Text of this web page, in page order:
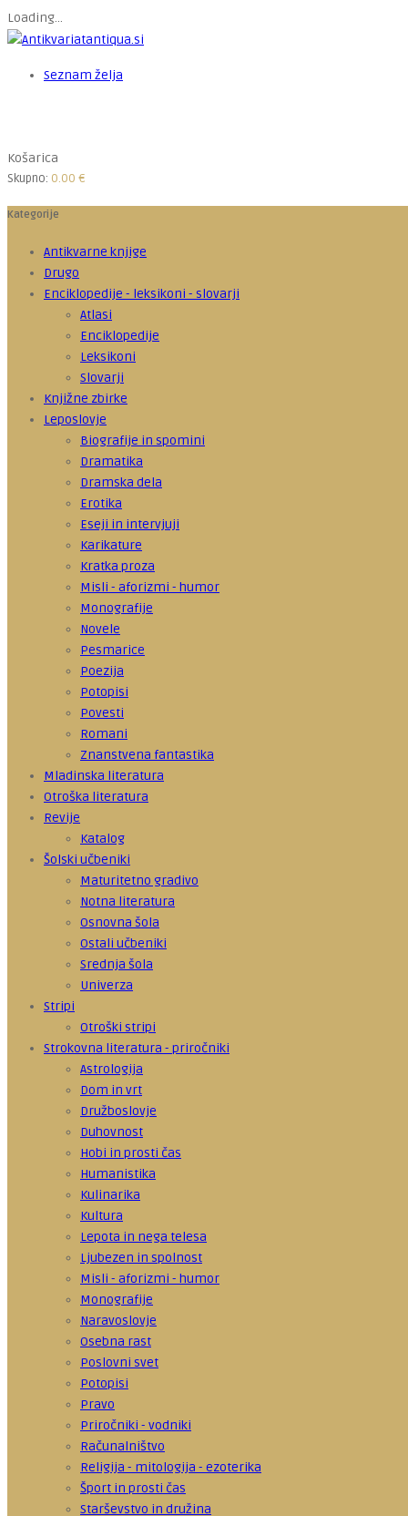
Loading...
Seznam želja
Košarica
Skupno: 0.00 €
Kategorije
Antikvarne knjige
Drugo
Enciklopedije - leksikoni - slovarji
Atlasi
Enciklopedije
Leksikoni
Slovarji
Knjižne zbirke
Leposlovje
Biografije in spomini
Dramatika
Dramska dela
Erotika
Eseji in intervjuji
Karikature
Kratka proza
Misli - aforizmi - humor
Monografije
Novele
Pesmarice
Poezija
Potopisi
Povesti
Romani
Znanstvena fantastika
Mladinska literatura
Otroška literatura
Revije
Katalog
Šolski učbeniki
Maturitetno gradivo
Notna literatura
Osnovna šola
Ostali učbeniki
Srednja šola
Univerza
Stripi
Otroški stripi
Strokovna literatura - priročniki
Astrologija
Dom in vrt
Družboslovje
Duhovnost
Hobi in prosti čas
Humanistika
Kulinarika
Kultura
Lepota in nega telesa
Ljubezen in spolnost
Misli - aforizmi - humor
Monografije
Naravoslovje
Osebna rast
Poslovni svet
Potopisi
Pravo
Priročniki - vodniki
Računalništvo
Religija - mitologija - ezoterika
Šport in prosti čas
Starševstvo in družina